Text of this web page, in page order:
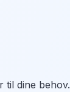
til dine behov.